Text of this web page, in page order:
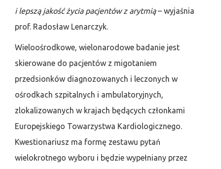
i lepszą jakość życia pacjentów z arytmią– wyjaśnia
prof. Radosław Lenarczyk.
Wieloośrodkowe, wielonarodowe badanie jest
skierowane do pacjentów z migotaniem
przedsionków diagnozowanych i leczonych w
ośrodkach szpitalnych i ambulatoryjnych,
zlokalizowanych w krajach będących członkami
Europejskiego Towarzystwa Kardiologicznego.
Kwestionariusz ma formę zestawu pytań
wielokrotnego wyboru i będzie wypełniany przez